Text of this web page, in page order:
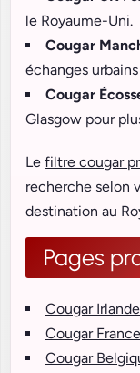
le Royaume-Uni.
Cougar
échanges
Cougar
Glasgow pour
Le filtre cougar
recherche selon
destination au
Pages
Cougar Irlande
Cougar France
Cougar